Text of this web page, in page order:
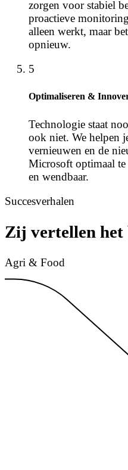
zorgen voor stabiel
proactieve
alleen werkt, maar
opnieuw.
5
Optimaliseren &
Technologie staat
ook niet. We helpen
vernieuwen en de
Microsoft optimaal
en wendbaar.
Succesverhalen
Zij vertellen het
Agri & Food